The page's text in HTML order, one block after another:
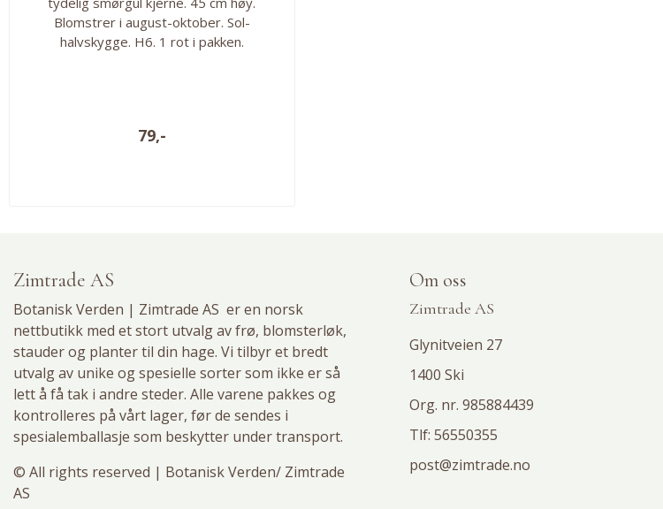
Blomstrer i august-oktober. Sol-
halvskygge. H6. 1 rot i pakken.
79,-
Zimtrade AS
Botanisk Verden | Zimtrade AS er en norsk
nettbutikk med et stort utvalg avfrø, blomsterløk,
stauder og planter til din hage. Vi tilbyr et bredt
utvalg av unike og spesielle sorter som ikke er så
lett å få tak i andre steder. Alle varene pakkes og
kontrolleres på vårt lager, før de sendes i
spesialemballasje som beskytter under transport.
© All rights reserved | Botanisk Verden/ Zimtrade
AS
Om oss
Zimtrade AS
Glynitveien 27
1400 Ski
Org. nr. 985884439
Tlf: 56550355
post@zimtrade.no